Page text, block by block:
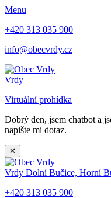
Menu
+420 313 035 900
info@obecvrdy.cz
Vrdy
Virtuální prohídka
Dobrý den, jsem chatbot a
napište mi dotaz.
✕
Vrdy Dolní Bučice, Horní
+420 313 035 900